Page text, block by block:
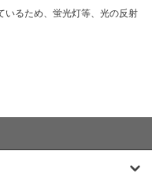
いるため、蛍光灯等、光の反射